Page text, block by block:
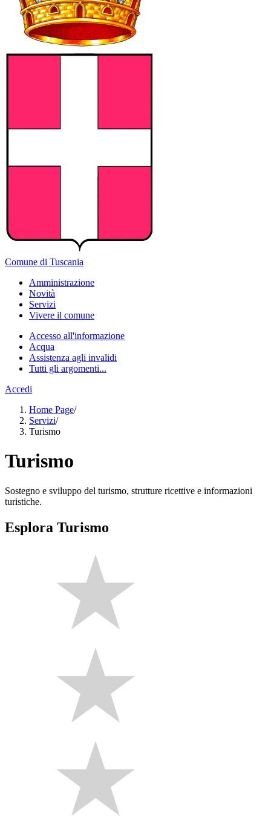
Comune di Tuscania
Amministrazione
Novità
Servizi
Vivere il comune
Accesso all'informazione
Acqua
Assistenza agli invalidi
Tutti gli argomenti...
Accedi
Home Page/
Servizi/
Turismo
Turismo
Sostegno e sviluppo del turismo, strutture ricettive e informazioni
turistiche.
Esplora Turismo